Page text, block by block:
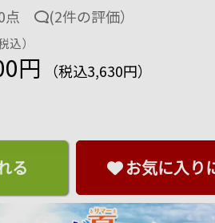
点 (2件の評価）
）
円 （税込3,630円）
る お気に入り